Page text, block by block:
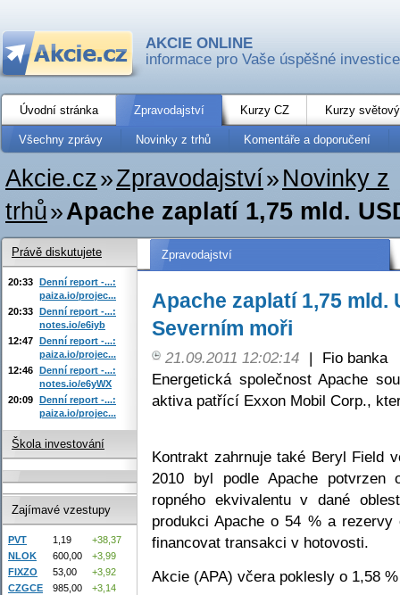
AKCIE ONLINE
informace pro Vaše úspěšné investice
Úvodní stránka Zpravodajství Kurzy CZ Kurzy
Všechny zprávy Novinky z trhů Komentáře a doporučení
Akcie.cz»Zpravodajství» Novinky z
trhů»Apache zaplatí 1,75 mld.
Zpravodajství
Apache zaplatí 1,75 mld.
Severním moři
21.09.2011 12:02:14 |
Fio banka
Energetická společnost Apache
aktiva patřící Exxon Mobil Corp.,
Kontrakt zahrnuje také Beryl Field
2010 byl podle Apache
ropného ekvivalentu v dané
produkci Apache o 54 % a
financovat transakci v hotovosti.
Akcie (APA) včera poklesly o 1,58
Právě diskutujete
20:33 Denní report -...:
paiza.io/projec...
20:33 Denní report -...:
notes.io/e6iyb
12:47 Denní report -...:
paiza.io/projec...
12:46 Denní report -...:
notes.io/e6yWX
20:09 Denní report -...:
paiza.io/projec...
Škola investování
Zajímavé vzestupy
PVT 1,19
+38,37
NLOK
600,00
+3,99
FIXZO
53,00
+3,92
CZGCE
985,00
+3,14